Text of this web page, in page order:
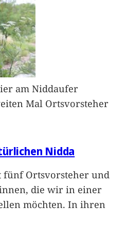
am Niddaufer
Mal Ortsvorsteher
Nidda
fünf Ortsvorsteher und
die wir in einer
möchten. In ihren